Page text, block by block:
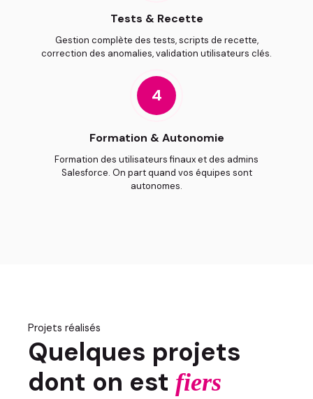
Tests & Recette
Gestion complète des tests, scripts de recette,
correction des anomalies, validation utilisateurs clés.
4
Formation & Autonomie
Formation des utilisateurs finaux et des admins
Salesforce. On part quand vos équipes sont
autonomes.
Projets réalisés
Quelques projets
dont on est fiers